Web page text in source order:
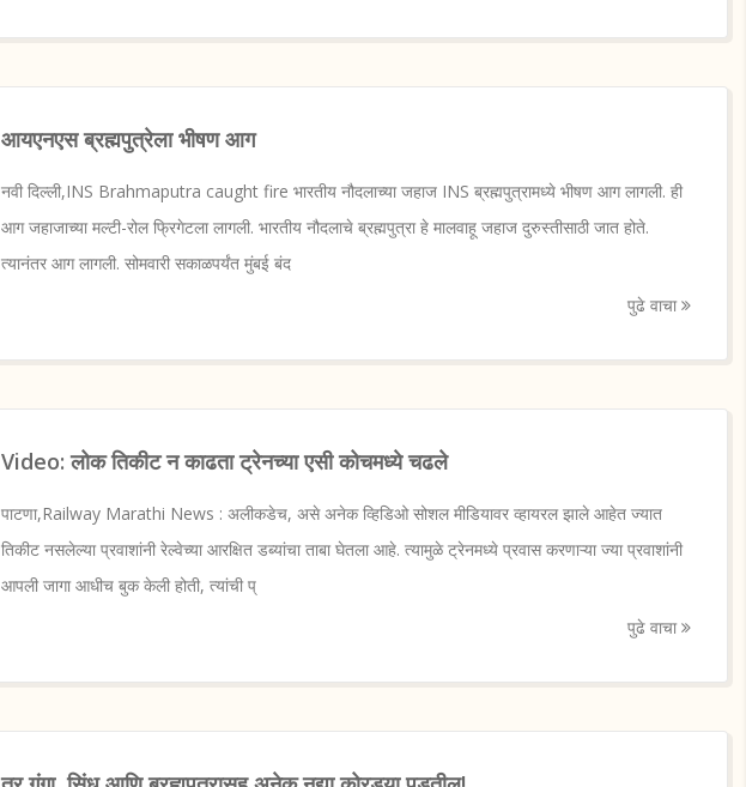
आयएनएस ब्रह्मपुत्रेला भीषण आग
नवी दिल्ली,INS Brahmaputra caught fire भारतीय नौदलाच्या जहाज INS ब्रह्मपुत्रामध्ये भीषण आग लागली. ही
आग जहाजाच्या मल्टी-रोल फ्रिगेटला लागली. भारतीय नौदलाचे ब्रह्मपुत्रा हे मालवाहू जहाज दुरुस्तीसाठी जात होते.
त्यानंतर आग लागली. सोमवारी सकाळपर्यंत मुंबई बंद
पुढे वाचा
Video: लोक तिकीट न काढता ट्रेनच्या एसी कोचमध्ये चढले
पाटणा,Railway Marathi News : अलीकडेच, असे अनेक व्हिडिओ सोशल मीडियावर व्हायरल झाले आहेत ज्यात
तिकीट नसलेल्या प्रवाशांनी रेल्वेच्या आरक्षित डब्यांचा ताबा घेतला आहे. त्यामुळे ट्रेनमध्ये प्रवास करणाऱ्या ज्या प्रवाशांनी
आपली जागा आधीच बुक केली होती, त्यांची प्
पुढे वाचा